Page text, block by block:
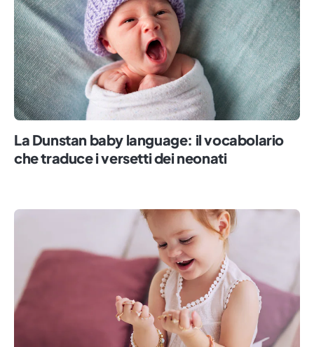
La Dunstan baby language: il vocabolario
che traduce i versetti dei neonati